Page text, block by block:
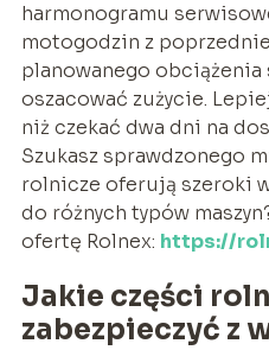
harmonogramu
motogodzin z
planowanego obciążenia
oszacować zużycie.
niż czekać dwa dni na
Szukasz sprawdzonego
rolnicze oferują szeroki
do różnych typów
ofertę Rolnex: https://
Jakie części
zabezpieczyć z